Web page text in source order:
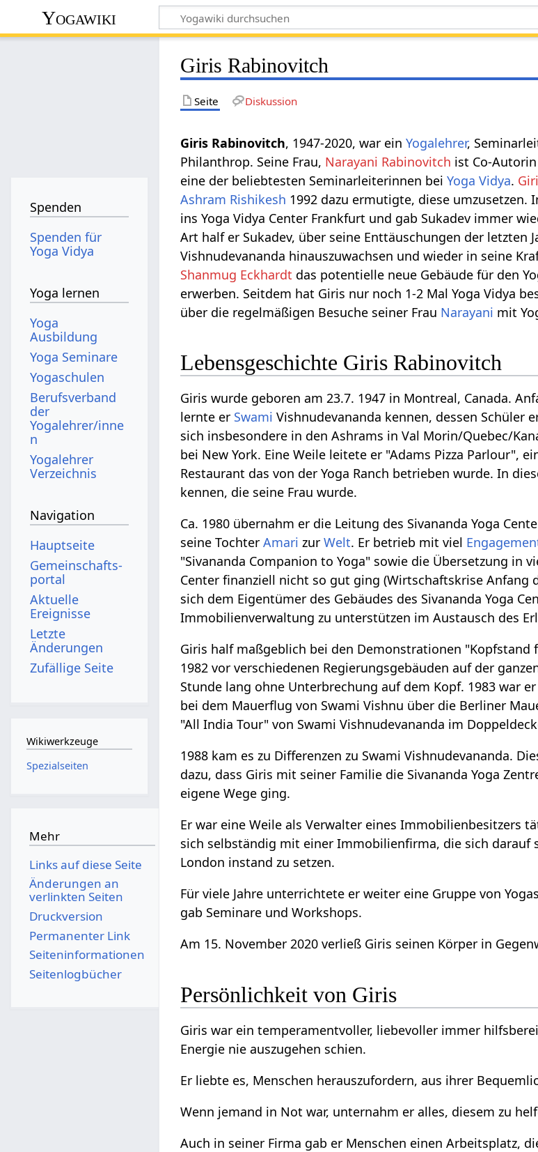
Yogawiki
Giris Rabinovitch
Seite Diskussion
Giris Rabinovitch, 1947-2020, war einYogalehrer,
Philanthrop. Seine Frau, Narayani Rabinovitch ist Co-
eine der beliebtesten Seminarleiterinnen beiYoga Vidya.
Ashram Rishikesh 1992 dazu ermutigte, diese umzusetzen.
ins Yoga Vidya Center Frankfurt und gab Sukadev immer
Art half er Sukadev, über seine Enttäuschungen der letzten
Vishnudevananda hinauszuwachsen und wieder in seine
Shanmug Eckhardt das potentielle neue Gebäude für den
erwerben. Seitdem hat Giris nur noch 1-2 Mal Yoga Vidya
über die regelmäßigen Besuche seiner Frau Narayani mit
Lebensgeschichte Giris Rabinovitch
Giris wurde geboren am 23.7. 1947 in Montreal, Canada.
lernte er Swami Vishnudevananda kennen, dessen Schüler
sich insbesondere in den Ashrams in Val Morin/Quebec/
bei New York. Eine Weile leitete er "Adams Pizza Parlour",
Restaurant das von der Yoga Ranch betrieben wurde. In
kennen, die seine Frau wurde.
Ca. 1980 übernahm er die Leitung des Sivananda Yoga
seine TochterAmari zurWelt. Er betrieb mit viel
"Sivananda Companion to Yoga" sowie die Übersetzung in
Center finanziell nicht so gut ging (Wirtschaftskrise Anfang
sich dem Eigentümer des Gebäudes des Sivananda Yoga
Immobilienverwaltung zu unterstützen im Austausch des
Giris half maßgeblich bei den Demonstrationen "Kopfstand
1982 vor verschiedenen Regierungsgebäuden auf der
Stunde lang ohne Unterbrechung auf dem Kopf. 1983 war
bei dem Mauerflug von Swami Vishnu über die Berliner
"All India Tour" von Swami Vishnudevananda im
1988 kam es zu Differenzen zu Swami Vishnudevananda.
dazu, dass Giris mit seiner Familie die Sivananda Yoga
eigene Wege ging.
Er war eine Weile als Verwalter eines Immobilienbesitzers
sich selbständig mit einer Immobilienfirma, die sich darauf
London instand zu setzen.
Für viele Jahre unterrichtete er weiter eine Gruppe von
gab Seminare und Workshops.
Am 15. November 2020 verließ Giris seinen Körper in
Persönlichkeit von Giris
Giris war ein temperamentvoller, liebevoller immer
Energie nie auszugehen schien.
Er liebte es, Menschen herauszufordern, aus ihrer
Wenn jemand in Not war, unternahm er alles, diesem zu
Auch in seiner Firma gab er Menschen einen Arbeitsplatz,
Spenden
Spenden für
Yoga Vidya
Yoga lernen
Yoga
Ausbildung
Yoga Seminare
Yogaschulen
Berufsverband
der
Yogalehrer/inne
n
Yogalehrer
Verzeichnis
Navigation
Hauptseite
Gemeinschafts­
portal
Aktuelle
Ereignisse
Letzte
Änderungen
Zufällige Seite
Wikiwerkzeuge
Spezialseiten
Mehr
Links auf diese Seite
Änderungen an
verlinkten Seiten
Druckversion
Permanenter Link
Seiten­­informationen
Seitenlogbücher